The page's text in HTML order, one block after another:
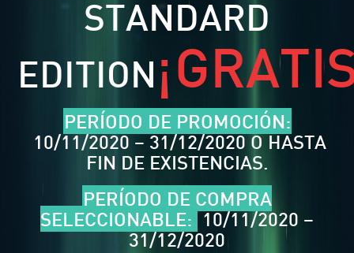
STANDARD
EDITION
PERÍODO DE PROMOCIÓN:
10/11/2020 – 31/12/2020 O HASTA
FIN DE EXISTENCIAS.
PERÍODO DE COMPRA
SELECCIONABLE: 10/11/2020 –
31/12/2020